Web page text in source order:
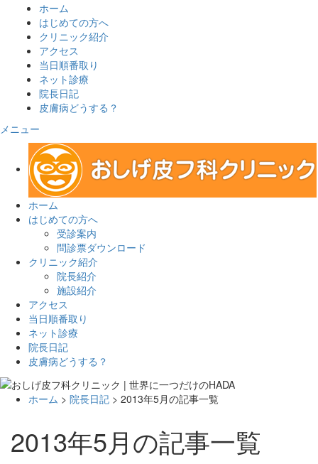
ホーム
はじめての方へ
クリニック紹介
アクセス
当日順番取り
ネット診療
院長日記
皮膚病どうする？
メニュー
ホーム
はじめての方へ
受診案内
問診票ダウンロード
クリニック紹介
院長紹介
施設紹介
アクセス
当日順番取り
ネット診療
院長日記
皮膚病どうする？
ホーム > 院長日記 > 2013年5月の記事一覧
2013年5月の記事一覧